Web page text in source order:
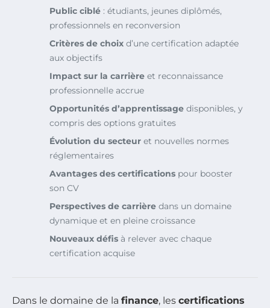
Public ciblé : étudiants, jeunes diplômés,
professionnels en reconversion
Critères de choix d’une certification adaptée
aux objectifs
Impact sur la carrière et reconnaissance
professionnelle accrue
Opportunités d’apprentissage disponibles, y
compris des options gratuites
Évolution du secteur et nouvelles normes
réglementaires
Avantages des certifications pour booster
son CV
Perspectives de carrière dans un domaine
dynamique et en pleine croissance
Nouveaux défis à relever avec chaque
certification acquise
Dans le domaine de la finance, les certifications